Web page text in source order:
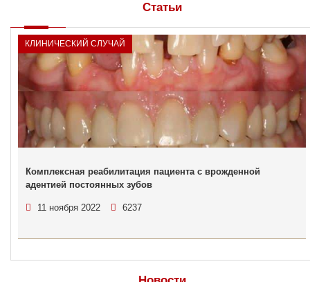
Статьи
КЛИНИЧЕСКИЙ СЛУЧАЙ
Комплексная реабилитация пациента с врожденной
адентией постоянных зубов
11 ноября 2022 6237